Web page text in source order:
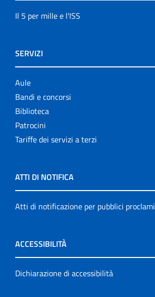
Il 5 per mille e l'ISS
SERVIZI
Aule
Bandi e concorsi
Biblioteca
Patrocini
Tariffe dei servizi a terzi
ATTI DI NOTIFICA
Atti di notificazione per pubblici proclami
ACCESSIBILITÀ
Dichiarazione di accessibilità